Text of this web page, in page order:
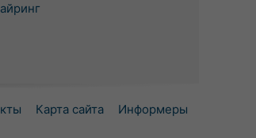
Карта сайта Информеры